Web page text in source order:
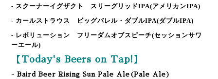
- スクーナーイグザクト スリーグリッドIPA(アメリカンIPA)
- カールストラウス ビッグバレル・ダブルIPA(ダブルIPA)
- レボリューション フリーダムオブスピーチ(セッションサワ
ーエール)
【Today's Beers on Tap!】
- Baird Beer Rising Sun Pale Ale(Pale Ale)